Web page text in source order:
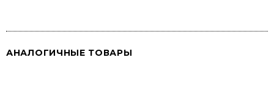
АНАЛОГИЧНЫЕ ТОВАРЫ